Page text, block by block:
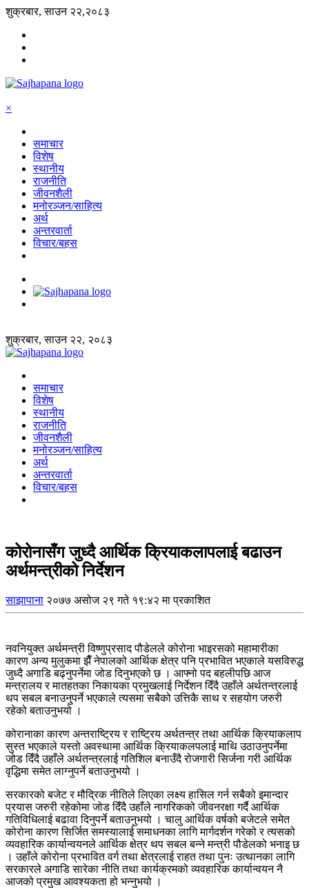
शुक्रबार, साउन २२,२०८३
×
समाचार
विशेष
स्थानीय
राजनीति
जीवनशैली
मनोरञ्जन/साहित्य
अर्थ
अन्तरवार्ता
विचार/बहस
शुक्रबार, साउन २२, २०८३
समाचार
विशेष
स्थानीय
राजनीति
जीवनशैली
मनोरञ्जन/साहित्य
अर्थ
अन्तरवार्ता
विचार/बहस
कोरोनासँग जुध्दै आर्थिक क्रियाकलापलाई बढाउन
अर्थमन्त्रीको निर्देशन
साझापाना २०७७ असोज २९ गते १९:४२ मा प्रकाशित
नवनियुक्त अर्थमन्त्री विष्णुप्रसाद पौडेलले कोरोना भाइरसको महामारीका
कारण अन्य मुलुकमा झैँ नेपालको आर्थिक क्षेत्र पनि प्रभावित भएकाले यसविरुद्ध
जुध्दै अगाडि बढ्नुपर्नेमा जोड दिनुभएको छ । आफ्नो पद बहलीपछि आज
मन्त्रालय र मातहतका निकायका प्रमुखलाई निर्देशन दिँदै उहाँले अर्थतन्त्रलाई
थप सबल बनाउनु्पर्ने भएकाले त्यसमा सबैको उत्तिकै साथ र सहयोग जरुरी
रहेको बताउनुभयो ।
कोरानाका कारण अन्तराष्ट्रिय र राष्ट्रिय अर्थतन्त्र तथा आर्थिक क्रियाकलाप
सुस्त भएकाले यस्तो अवस्थामा आर्थिक क्रियाकलपलाई माथि उठाउनुपर्नेमा
जोड दिँदै उहाँले अर्थतन्त्रलाई गतिशिल बनाउँदै रोजगारी सिर्जना गरी आर्थिक
वृद्धिमा समेत लाग्नुपर्ने बताउनुभयो ।
सरकारको बजेट र मौद्रिक नीतिले लिएका लक्ष्य हासिल गर्न सबैको इमान्दार
प्रयास जरुरी रहेकोमा जोड दिँदै उहाँले नागरिकको जीवनरक्षा गर्दै आर्थिक
गतिविधिलाई बढावा दिनुपर्ने बताउनुभयो । चालु आर्थिक वर्षको बजेटले समेत
कोरोना कारण सिर्जित समस्यालाई समाधनका लागि मार्गदर्शन गरेको र त्यसको
व्यवहारिक कार्यान्वयनले आर्थिक क्षेत्र थप सबल बन्ने मन्त्री पौडेलको भनाइ छ
। उहाँले कोरोना प्रभावित वर्ग तथा क्षेत्रलाई राहत तथा पुनः उत्थानका लागि
सरकारले अगाडि सारेका नीति तथा कार्यक्रमको व्यवहारिक कार्यान्वयन नै
आजको प्रमुख आवश्यकता हो भन्नुभयो ।